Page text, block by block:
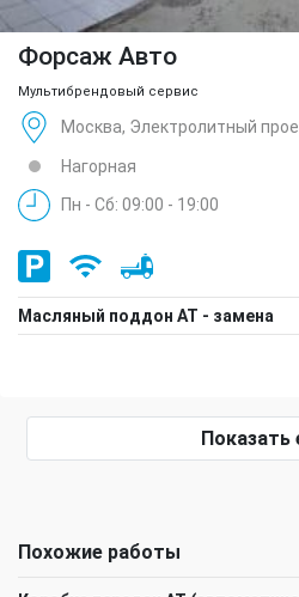
Форсаж Авто
Мультибрендовый сервис
Москва, Электролитный
Нагорная
Пн - Сб: 09:00 - 19:00
Масляный поддон АТ - замена
Показать
Похожие работы